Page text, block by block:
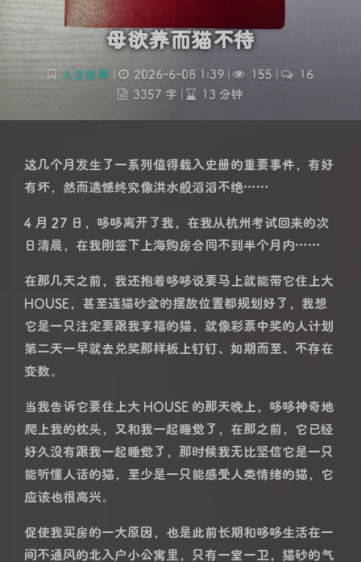
母欲养而猫不待
人生往事 | 2026-6-08 1:39 | 155 |
16
3357 字 | 13 分钟
这几个月发生了一系列值得载入史册的重要事件，有好
有坏，然而遗憾终究像洪水般滔滔不绝……
4 月 27 日，哆哆离开了我，在我从杭州考试回来的次
日清晨，在我刚签下上海购房合同不到半个月内……
在那几天之前，我还抱着哆哆说要马上就能带它住上大
HOUSE，甚至连猫砂盆的摆放位置都规划好了，我想
它是一只注定要跟我享福的猫，就像彩票中奖的人计划
第二天一早就去兑奖那样板上钉钉、如期而至、不存在
变数。
当我告诉它要住上大 HOUSE 的那天晚上，哆哆神奇地
爬上我的枕头，又和我一起睡觉了，在那之前，它已经
好久没有跟我一起睡觉了，那时候我无比坚信它是一只
能听懂人话的猫，至少是一只能感受人类情绪的猫，它
应该也很高兴。
促使我买房的一大原因，也是此前长期和哆哆生活在一
间不通风的北入户小公寓里，只有一室一卫，猫砂的气